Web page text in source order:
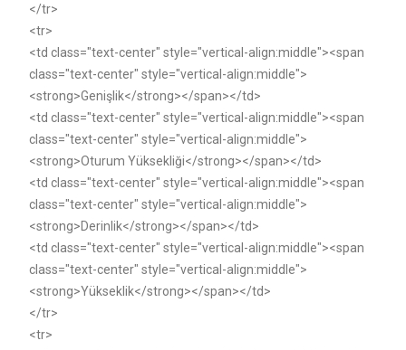
</tr>
<tr>
<td class="text-center" style="vertical-align:middle"><span
class="text-center" style="vertical-align:middle">
<strong>Genişlik</strong></span></td>
<td class="text-center" style="vertical-align:middle"><span
class="text-center" style="vertical-align:middle">
<strong>Oturum Yüksekliği</strong></span></td>
<td class="text-center" style="vertical-align:middle"><span
class="text-center" style="vertical-align:middle">
<strong>Derinlik</strong></span></td>
<td class="text-center" style="vertical-align:middle"><span
class="text-center" style="vertical-align:middle">
<strong>Yükseklik</strong></span></td>
</tr>
<tr>